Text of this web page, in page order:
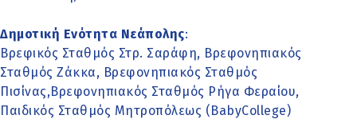
Δημοτική Ενότητα Νεάπολης:
Βρεφικός Σταθμός Στρ. Σαράφη, Βρεφονηπιακός
Σταθμός Ζάκκα, Βρεφονηπιακός Σταθμός
Πισίνας,Βρεφονηπιακός Σταθμός Ρήγα Φεραίου,
Παιδικός Σταθμός Μητροπόλεως (BabyCollege)